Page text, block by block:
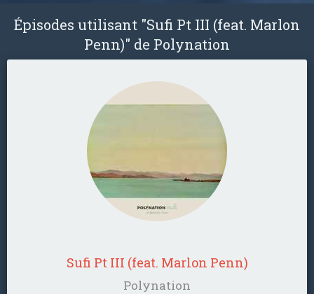
Épisodes utilisant "Sufi Pt III (feat. Marlon
Penn)" de Polynation
Sufi Pt III (feat. Marlon Penn)
Polynation